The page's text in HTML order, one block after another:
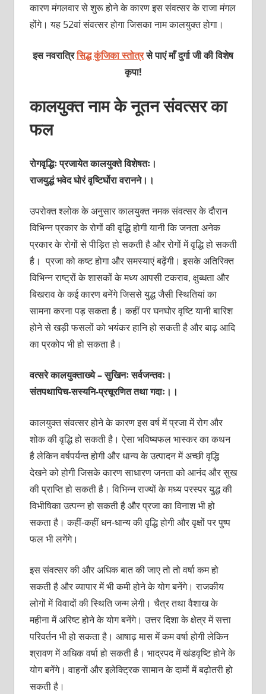
कारण मंगलवार से शुरू होने के कारण इस संवत्सर के राजा मंगल
होंगे। यह 52वां संवत्सर होगा जिसका नाम कालयुक्त होगा।
इस नवरात्रिसिद्ध कुंजिका स्तोत्रसे पाएं माँ दुर्गा जी की विशेष
कृपा!
कालयुक्त नाम के नूतन संवत्सर का
फल
रोगवृद्धिः प्रजायेत कालयुक्ते विशेषतः।
राजयुद्धं भवेद घोरं वृष्टिर्घोरा वरानने।।
उपरोक्त श्लोक के अनुसार कालयुक्त नमक संवत्सर के दौरान
विभिन्न प्रकार के रोगों की वृद्धि होगी यानी कि जनता अनेक
प्रकार के रोगों से पीड़ित हो सकती है और रोगों में वृद्धि हो सकती
है। प्रजा को कष्ट होगा और समस्याएं बढ़ेंगी। इसके अतिरिक्त
विभिन्न राष्ट्रों के शासकों के मध्य आपसी टकराव, क्षुब्धता और
बिखराव के कई कारण बनेंगे जिससे युद्ध जैसी स्थितियां का
सामना करना पड़ सकता है। कहीं पर घनघोर वृष्टि यानी बारिश
होने से खड़ी फसलों को भयंकर हानि हो सकती है और बाढ़ आदि
का प्रकोप भी हो सकता है।
वत्सरे कालयुक्ताख्ये – सुखिनः सर्वजन्तवः।
संतपथापिच-सस्यनि-प्रचूरणित तथा गदाः।।
कालयुक्त संवत्सर होने के कारण इस वर्ष में प्रजा में रोग और
शोक की वृद्धि हो सकती है। ऐसा भविष्यफल भास्कर का कथन
है लेकिन वर्षपर्यन्त होगी और धान्य के उत्पादन में अच्छी वृद्धि
देखने को होगी जिसके कारण साधारण जनता को आनंद और सुख
की प्राप्ति हो सकती है। विभिन्न राज्यों के मध्य परस्पर युद्ध की
विभीषिका उत्पन्न हो सकती है और प्रजा का विनाश भी हो
सकता है। कहीं-कहीं धन-धान्य की वृद्धि होगी और वृक्षों पर पुष्प
फल भी लगेंगे।
इस संवत्सर की और अधिक बात की जाए तो तो वर्षा कम हो
सकती है और व्यापार में भी कमी होने के योग बनेंगे। राजकीय
लोगों में विवादों की स्थिति जन्म लेगी। चैत्र तथा वैशाख के
महीना में अरिष्ट होने के योग बनेंगे। उत्तर दिशा के क्षेत्र में सत्ता
परिवर्तन भी हो सकता है। आषाढ़ मास में कम वर्षा होगी लेकिन
श्रावण में अधिक वर्षा हो सकती है। भाद्रपद में खंडवृष्टि होने के
योग बनेंगे। वाहनों और इलेक्ट्रिक सामान के दामों में बढ़ोतरी हो
सकती है।